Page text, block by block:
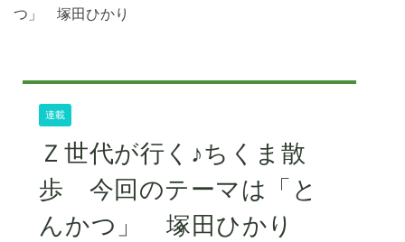
つ」 塚田ひかり
連載
Ｚ世代が行く♪ちくま散
歩 今回のテーマは「と
んかつ」 塚田ひかり